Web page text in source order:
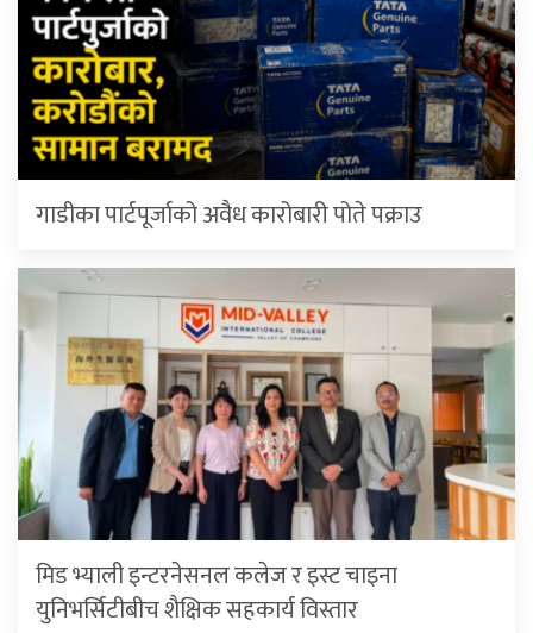
गाडीका पार्टपूर्जाको अवैध कारोबारी पोते प‌क्राउ
मिड भ्याली इन्टरनेसनल कलेज र इस्ट चाइना
युनिभर्सिटीबीच शैक्षिक सहकार्य विस्तार